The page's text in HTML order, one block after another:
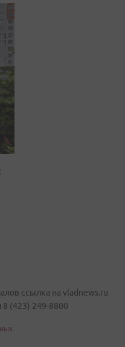
ссылка на vladnews.ru
8 (423) 249-8800